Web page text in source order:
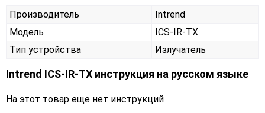
Производитель
Intrend
Модель
ICS-IR-TX
Тип устройства
Излучатель
Intrend ICS-IR-TX инструкция на русском языке
На этот товар еще нет инструкций